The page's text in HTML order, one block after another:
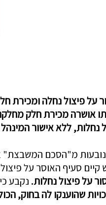
על פיצול נחלה ומכירת
אושרה מכירת חלק
נחלות, ללא אישור
נובעות מ"הסכם
קיים סעיף האוסר על
נקבע
שהוענקולה בחוק,